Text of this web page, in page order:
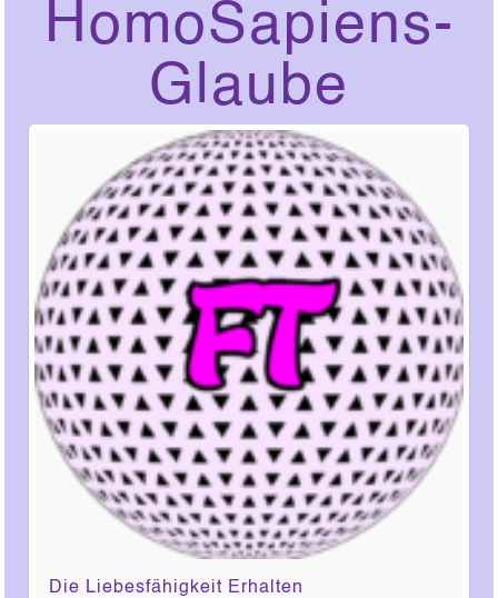
HomoSapiens-
Glaube
Die Liebesfähigkeit Erhalten